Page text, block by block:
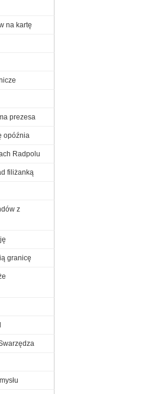
na kartę
prezesa
opóźnia
Radpolu
filiżanką
z
granicę